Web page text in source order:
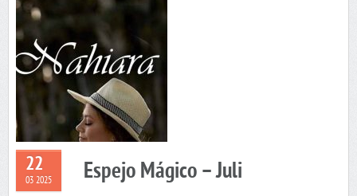
22
03 2025 Espejo Mágico – Juli